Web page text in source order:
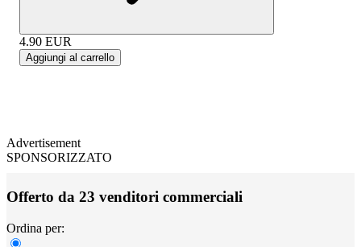
4.90 EUR
Aggiungi al carrello
Advertisement
SPONSORIZZATO
Offerto da 23 venditori commerciali
Ordina per: